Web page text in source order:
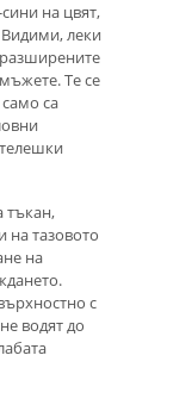
на цвят,
леки
Те се
са
тъкан,
на тазовото
на
с
водят до